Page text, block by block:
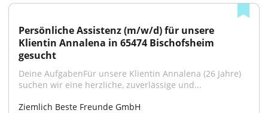
Persönliche Assistenz (m/w/d) für unsere
Klientin Annalena in 65474 Bischofsheim
gesucht
Deine AufgabenFür unsere Klientin Annalena (26 Jahre)
suchen wir eine herzliche, zuverlässige und...
Ziemlich Beste Freunde GmbH